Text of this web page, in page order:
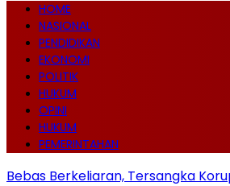
HOME
NASIONAL
PENDIDIKAN
EKONOMI
POLITIK
HUKUM
OPINI
HUKUM
PEMERINTAHAN
Bebas Berkeliaran, Tersangka